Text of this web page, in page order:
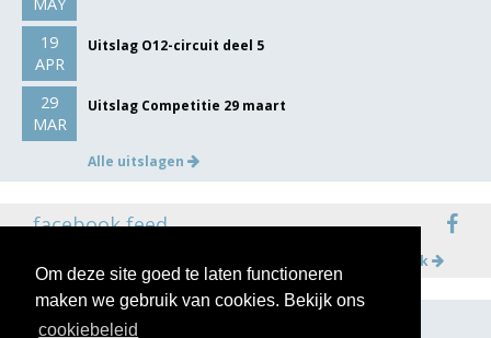
Om deze site goed te laten functioneren
maken we gebruik van cookies. Bekijk ons
cookiebeleid
19
APR
Uitslag O12-circuit deel 5
29
MAR
Uitslag Competitie 29 maart
Alle uitslagen
facebook feed
Meer op facebook